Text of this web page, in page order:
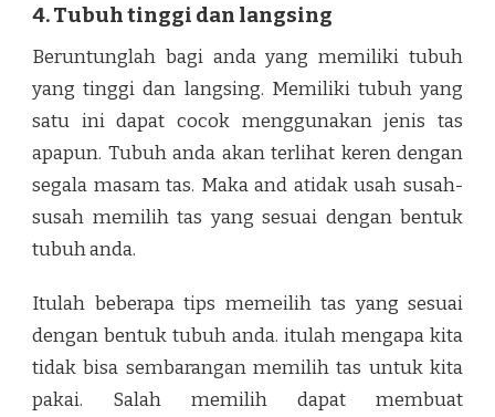
4. Tubuh tinggi dan langsing
Beruntunglah bagi anda yang memiliki tubuh
yang tinggi dan langsing. Memiliki tubuh yang
satu ini dapat cocok menggunakan jenis tas
apapun. Tubuh anda akan terlihat keren dengan
segala masam tas. Maka and atidak usah susah-
susah memilih tas yang sesuai dengan bentuk
tubuh anda.
Itulah beberapa tips memeilih tas yang sesuai
dengan bentuk tubuh anda. itulah mengapa kita
tidak bisa sembarangan memilih tas untuk kita
pakai. Salah memilih dapat membuat